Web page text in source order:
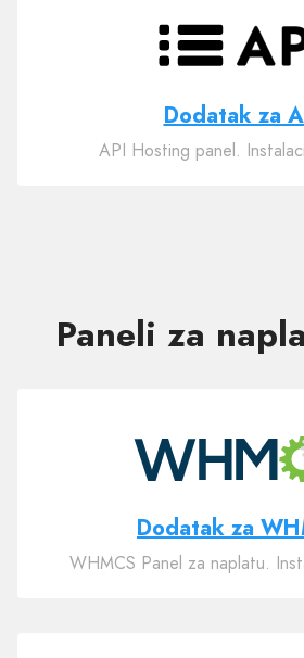
Dodatak za
API Hosting panel.
Paneli za
Dodatak za
WHMCS Panel za naplatu.